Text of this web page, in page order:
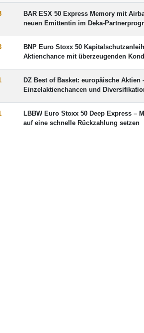
BAR ESX 50 Express Memory mit
neuen Emittentin im Deka-
BNP Euro Stoxx 50
Aktienchance mit überzeugenden
DZ Best of Basket: europäische
Einzelaktienchancen und
LBBW Euro Stoxx 50 Deep Express –
auf eine schnelle Rückzahlung setzen